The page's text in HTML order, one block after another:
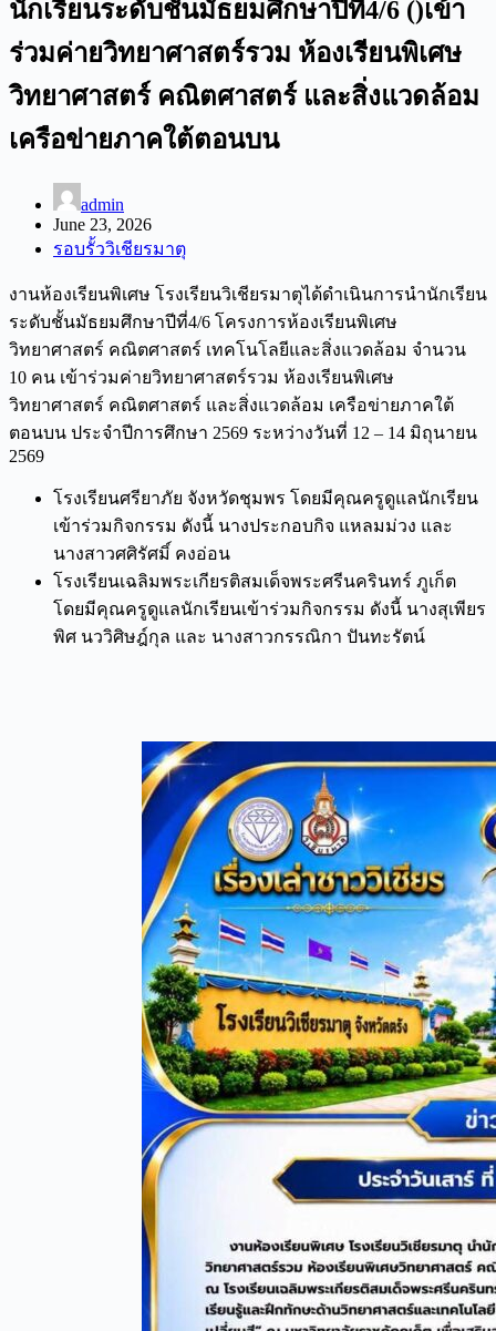
นักเรียนระดับชั้นมัธยมศึกษาปีที่4/6 ()เข้า
ร่วมค่ายวิทยาศาสตร์รวม ห้องเรียนพิเศษ
วิทยาศาสตร์ คณิตศาสตร์ และสิ่งแวดล้อม
เครือข่ายภาคใต้ตอนบน
admin
June 23, 2026
รอบรั้ววิเชียรมาตุ
งานห้องเรียนพิเศษ โรงเรียนวิเชียรมาตุได้ดำเนินการนำนักเรียน
ระดับชั้นมัธยมศึกษาปีที่4/6 โครงการห้องเรียนพิเศษ
วิทยาศาสตร์ คณิตศาสตร์ เทคโนโลยีและสิ่งแวดล้อม จำนวน
10 คน เข้าร่วมค่ายวิทยาศาสตร์รวม ห้องเรียนพิเศษ
วิทยาศาสตร์ คณิตศาสตร์ และสิ่งแวดล้อม เครือข่ายภาคใต้
ตอนบน ประจำปีการศึกษา 2569 ระหว่างวันที่ 12 – 14 มิถุนายน
2569
โรงเรียนศรียาภัย จังหวัดชุมพร โดยมีคุณครูดูแลนักเรียน
เข้าร่วมกิจกรรม ดังนี้ นางประกอบกิจ แหลมม่วง และ
นางสาวศศิรัศมิ์ คงอ่อน
โรงเรียนเฉลิมพระเกียรติสมเด็จพระศรีนครินทร์ ภูเก็ต
โดยมีคุณครูดูแลนักเรียนเข้าร่วมกิจกรรม ดังนี้ นางสุเพียร
พิศ นววิศิษฎ์กุล และ นางสาวกรรณิกา ปันทะรัตน์